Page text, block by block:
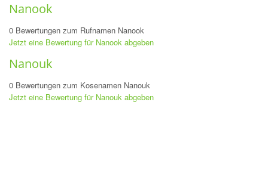
Nanook
0 Bewertungen zum Rufnamen Nanook
Jetzt eine Bewertung für Nanook abgeben
Nanouk
0 Bewertungen zum Kosenamen Nanouk
Jetzt eine Bewertung für Nanouk abgeben